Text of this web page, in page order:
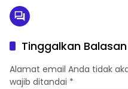
Tinggalkan Balasan
Alamat email Anda tidak
wajib ditandai *